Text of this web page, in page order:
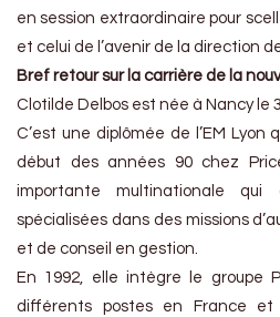
en session extraordinaire pour
et celui de l’avenir de la direction
Bref retour sur la carrière de la
Clotilde Delbos est née à Nancy le
C’est une diplômée de l’EM
début des années 90 chez
importante multinationale qui
spécialisées dans des missions
et de conseil en gestion.
En 1992, elle intègre le groupe
différents postes en France et